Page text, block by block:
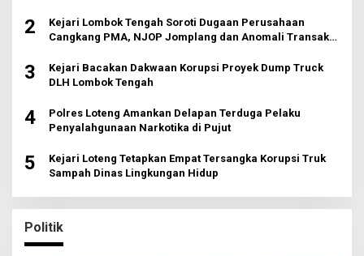
2
Kejari Lombok Tengah Soroti Dugaan Perusahaan
Cangkang PMA, NJOP Jomplang dan Anomali Transaksi
3
Kejari Bacakan Dakwaan Korupsi Proyek Dump Truck
DLH Lombok Tengah
4
Polres Loteng Amankan Delapan Terduga Pelaku
Penyalahgunaan Narkotika di Pujut
5
Kejari Loteng Tetapkan Empat Tersangka Korupsi Truk
Sampah Dinas Lingkungan Hidup
Politik